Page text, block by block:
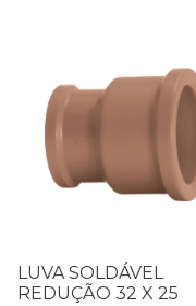
LUVA SOLDÁVEL
REDUÇÃO 32 X 25